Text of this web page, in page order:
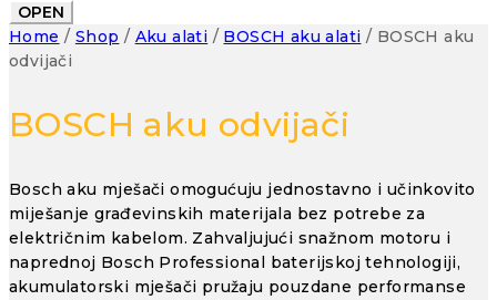
OPEN
Home / Shop / Aku alati / BOSCH aku alati / BOSCH aku
odvijači
BOSCH aku odvijači
Bosch aku mješači omogućuju jednostavno i učinkovito
miješanje građevinskih materijala bez potrebe za
električnim kabelom. Zahvaljujući snažnom motoru i
naprednoj Bosch Professional baterijskoj tehnologiji,
akumulatorski mješači pružaju pouzdane performanse